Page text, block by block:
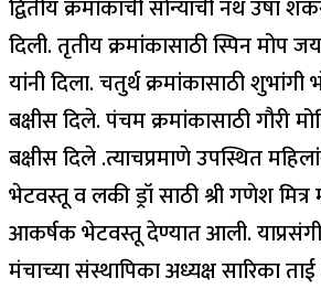
द्वितीय क्रमांकाची सोन्याची नथ उषा
दिली. तृतीय क्रमांकासाठी स्पिन मोप
यांनी दिला. चतुर्थ क्रमांकासाठी
बक्षीस दिले. पंचम क्रमांकासाठी गौरी
बक्षीस दिले .त्याचप्रमाणे उपस्थित
भेटवस्तू व लकी ड्रॉ साठी श्री गणेश
आकर्षक भेटवस्तू देण्यात आली.
मंचाच्या संस्थापिका अध्यक्ष सारिका